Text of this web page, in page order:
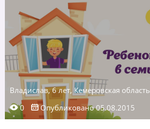
Владислав, 6 лет, Кемеровская область
0
Опубликовано 05.08.2015